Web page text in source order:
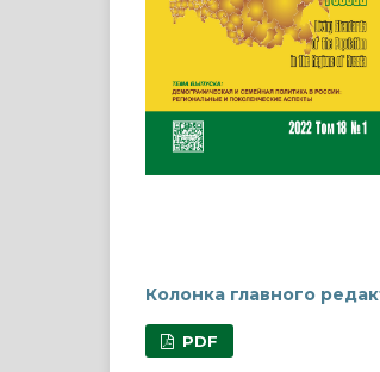
Колонка главного
PDF